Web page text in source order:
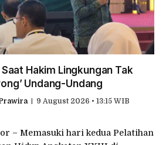
Hakim Lingkungan Tak
Undang-Undang
9 August 2026 • 13:15 WIB
– Memasuki hari kedua Pelatihan